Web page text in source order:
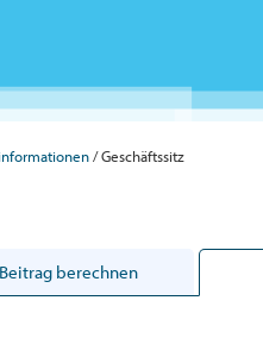
Geschäftssitz
Beitrag berechnen